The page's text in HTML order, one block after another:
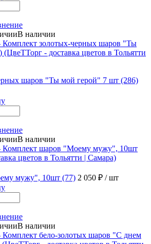
В наличии
шаров "Ты мой герой" 7 шт (286)
В наличии
мужу", 10шт (77) 2 050 ₽ / шт
В наличии